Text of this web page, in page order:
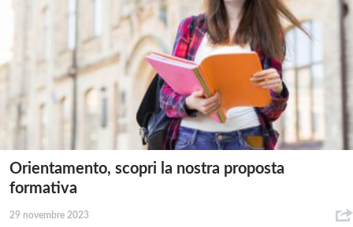
Orientamento, scopri la nostra proposta
formativa
29 novembre 2023